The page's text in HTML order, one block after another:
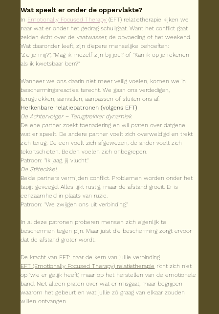
Wat speelt er onder de oppervlakte?
In Emotionally Focused Therapy (EFT) relatietherapie kijken we
naar wat er onder het gedrag schuilgaat. Want het conflict gaat
zelden écht over de vaatwasser, de opvoeding of het weekend.
Wat daaronder leeft, zijn diepere menselijke behoeften:
"Zie je mij?", "Mag ik mezelf zijn bij jou? of "Kan ik op je rekenen
als ik kwetsbaar ben?"
Wanneer we ons daarin niet meer veilig voelen, komen we in
beschermingsreacties terecht. We gaan ons verdedigen,
terugtrekken, aanvallen, aanpassen of sluiten ons af.
Herkenbare relatiepatronen (volgens EFT)
De Achtervolger – Terugtrekker dynamiek
De ene partner zoekt toenadering en wil praten over datgene
wat er speelt. De andere partner voelt zich overweldigd en trekt
zich terug. De een voelt zich afgewezen, de ander voelt zich
tekortschieten. Beiden voelen zich onbegrepen.
Patroon: "Ik jaag, jij vlucht."
De Stiltecirkel
Beide partners vermijden conflict. Problemen worden onder het
tapijt geveegd. Alles lijkt rustig, maar de afstand groeit. Er is
eenzaamheid in plaats van ruzie.
Patroon: "We zwijgen ons uit verbinding."
In al deze patronen proberen mensen zich eigenlijk te
beschermen tegen pijn. Maar juist die bescherming zorgt ervoor
dat de afstand groter wordt.
De kracht van EFT: naar de kern van jullie verbinding
EFT (Emotionally Focused Therapy) relatietherapie richt zich niet
op ‘wie er gelijk heeft’, maar op het herstellen van de emotionele
band. Niet alleen praten over wat er misgaat, maar begrijpen
waarom het gebeurt en wat jullie zó graag van elkaar zouden
willen ontvangen.